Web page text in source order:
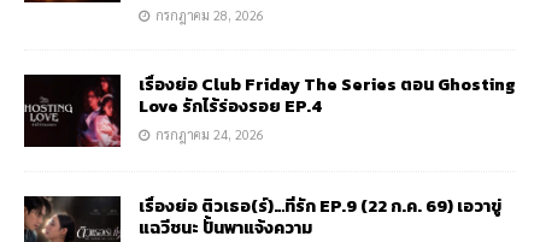
กรกฎาคม 28, 2026
เรื่องย่อ Club Friday The Series ตอน Ghosting
Love รักไร้ร่องรอย EP.4
กรกฎาคม 24, 2026
เรื่องย่อ ติวเธอ(ร์)…ที่รัก EP.9 (22 ก.ค. 69) เอวาขู่
แฉวีชนะ ปั้นพาแจ้งความ